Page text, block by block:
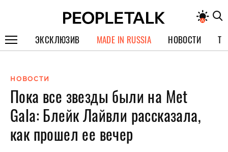
ЭКСКЛЮЗИВ
СПЕЦПРОЕКТЫ
ИНТЕРВЬЮ
ПОКОЛЕНИЕ
MADE IN RUSSIA НОВОСТИ
НОВОСТИ
Пока все звезды были на Met
Gala: Блейк Лайвли рассказала,
как прошел ее вечер